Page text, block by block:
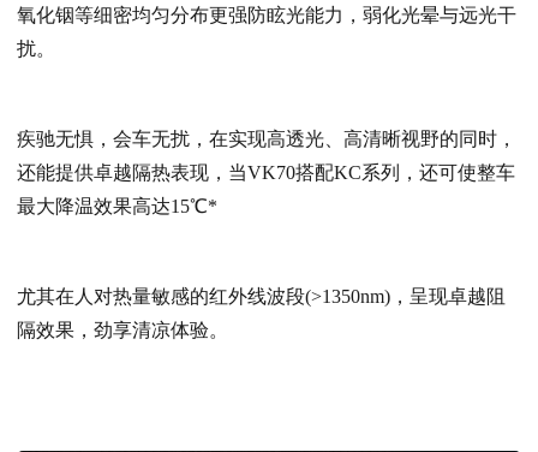
氧化铟等细密均匀分布更强防眩光能力，弱化光晕与远光干
扰。
疾驰无惧，会车无扰，在实现高透光、高清晰视野的同时，
还能提供卓越隔热表现，当VK70搭配KC系列，还可使整车
最大降温效果高达15℃*
尤其在人对热量敏感的红外线波段(>1350nm)，呈现卓越阻
隔效果，劲享清凉体验。